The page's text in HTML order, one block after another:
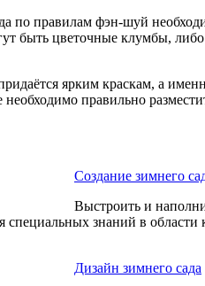
по правилам фэн-шуй
быть цветочные клумбы,
ярким краскам, а
правильно
Создание зимнего
Выстроить и
специальных знаний в
Дизайн зимнего сада